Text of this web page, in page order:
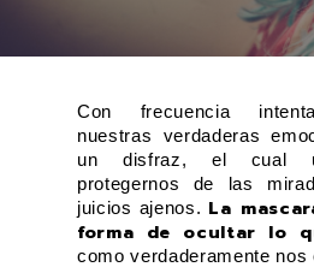
Con frecuencia
nuestras verdaderas
un disfraz, el cual
protegernos de las
juicios ajenos. La
forma de ocultar lo
como verdaderamente nos